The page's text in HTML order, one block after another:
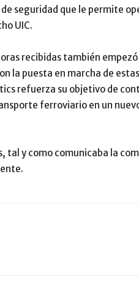
seguridad que le permite
UIC.
recibidas también
la puesta en marcha de
refuerza su objetivo de
ferroviario en un
tal y como comunicaba la